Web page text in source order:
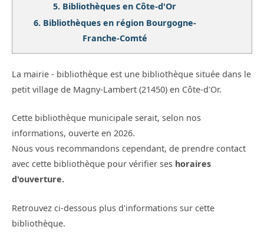
5. Bibliothèques en Côte-d'Or
6. Bibliothèques en région Bourgogne-
Franche-Comté
La mairie - bibliothèque est une bibliothèque située dans le
petit village de Magny-Lambert (21450) en Côte-d'Or.
Cette bibliothèque municipale serait, selon nos
informations, ouverte en 2026.
Nous vous recommandons cependant, de prendre contact
avec cette bibliothèque pour vérifier ses horaires
d'ouverture.
Retrouvez ci-dessous plus d'informations sur cette
bibliothèque.